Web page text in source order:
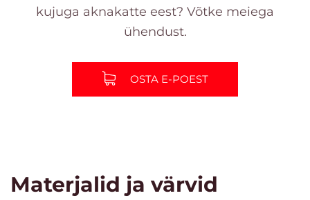
kujuga aknakatte eest? Võtke meiega
ühendust.
OSTA E-POEST
Materjalid ja värvid